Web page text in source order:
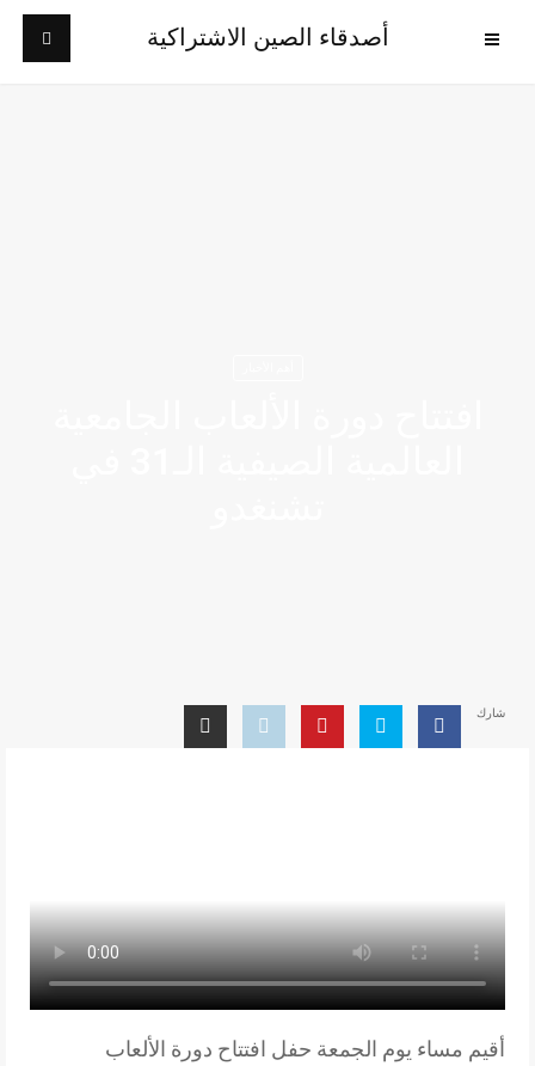
أصدقاء الصين الاشتراكية
شارك
أقيم مساء يوم الجمعة حفل افتتاح دورة الألعاب